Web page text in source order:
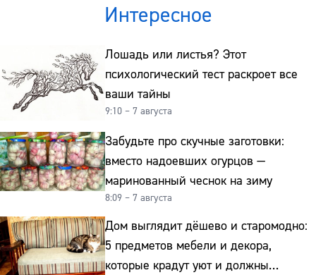
Интересное
Лошадь или листья? Этот
психологический тест раскроет все
ваши тайны
9:10 – 7 августа
Забудьте про скучные заготовки:
вместо надоевших огурцов —
маринованный чеснок на зиму
8:09 – 7 августа
Дом выглядит дёшево и старомодно:
5 предметов мебели и декора,
которые крадут уют и должны